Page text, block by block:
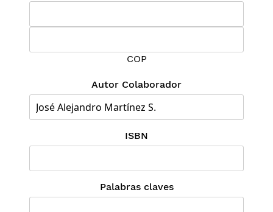
COP
Autor Colaborador
ISBN
Palabras claves